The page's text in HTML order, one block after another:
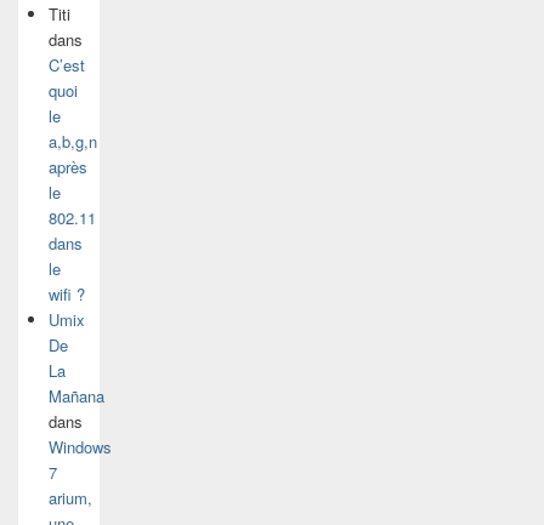
Titi
dans
C’est
quoi
le
a,b,g,n
après
le
802.11
dans
le
wifi ?
Umix
De
La
Mañana
dans
Windows
7
arium,